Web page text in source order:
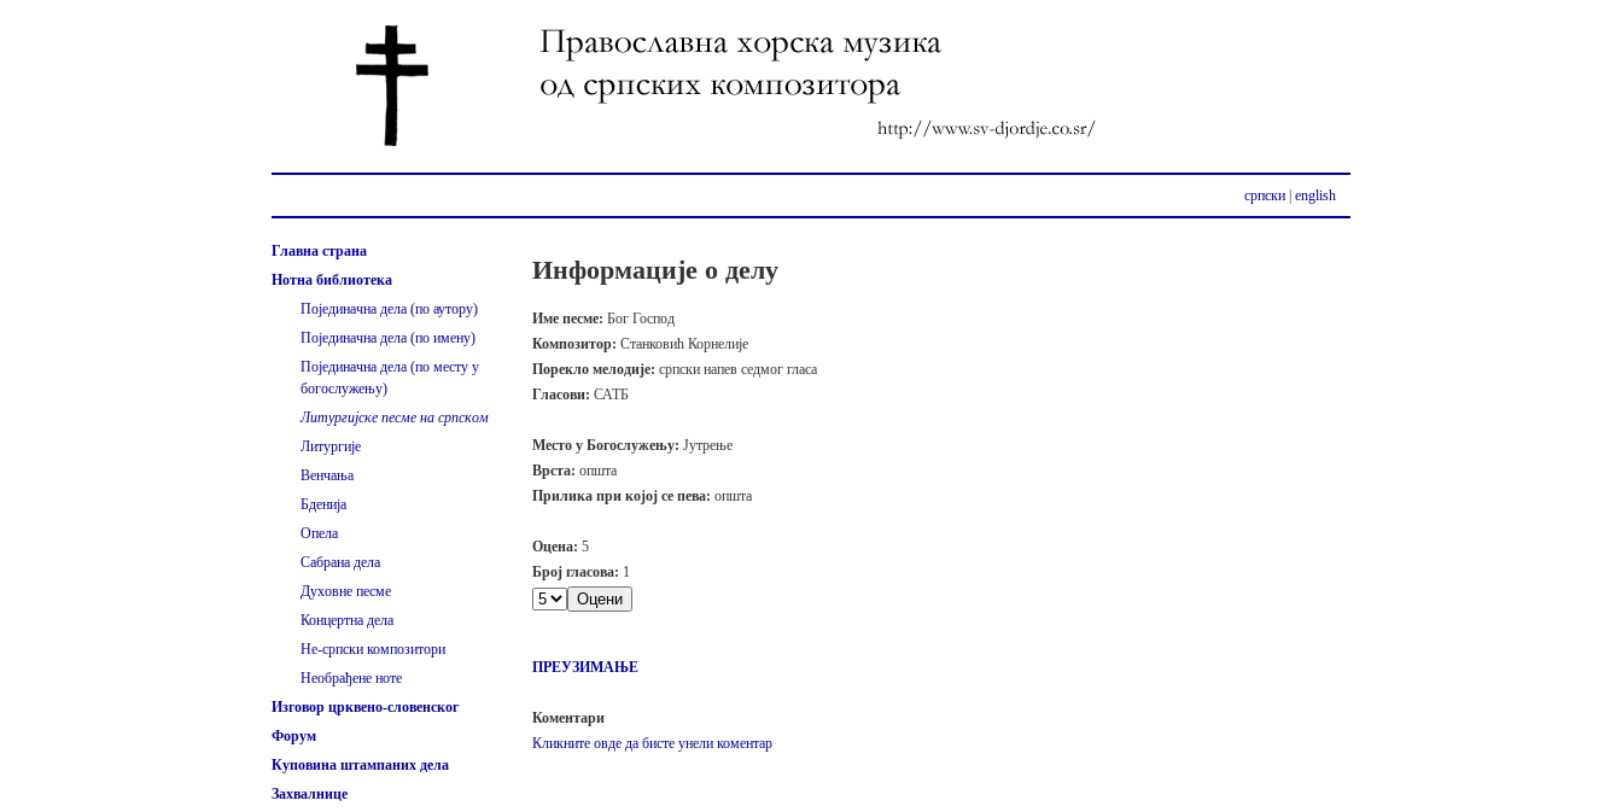
српски english
Главна страна
Нотна библиотека
Појединачна дела (по аутору)
Појединачна дела (по имену)
Појединачна дела (по месту у
богослужењу)
Литургијске песме на српском
Литургије
Венчања
Бденија
Опела
Сабрана дела
Духовне песме
Концертна дела
Не-српски композитори
Необрађене ноте
Изговор црквено-словенског
Форум
Куповина штампаних дела
Захвалнице
Информације о делу
Име песме: Бог Господ
Композитор: Станковић Корнелије
Порекло мелодије: српски напев седмог гласа
Гласови: САТБ
Место у Богослужењу: Јутрење
Врста: општа
Прилика при којој се пева: општа
Оцена: 5
Број гласова: 1
ПРЕУЗИМАЊЕ
Коментари
Кликните овде да бисте унели коментар